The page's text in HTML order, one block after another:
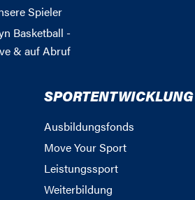
Spieler
Basketball -
& auf Abruf
SPORTENTWICKLUNG
Ausbildungsfonds
Move Your Sport
Leistungssport
Weiterbildung